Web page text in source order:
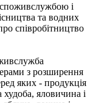
і
та водних
співробітництво
з розширення
яких - продукція
худоба, яловичина і